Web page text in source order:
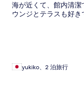
海が近くて、館内清
ウンジとテラスも好
yukiko、2 泊旅行